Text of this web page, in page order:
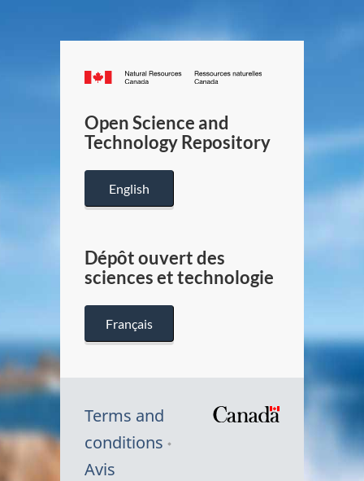
Canada.ca
/
Canada
Open Science and
Technology Repository
English
Dépôt ouvert des
sciences et technologie
Français
Terms and
conditions
Avis
Symbole